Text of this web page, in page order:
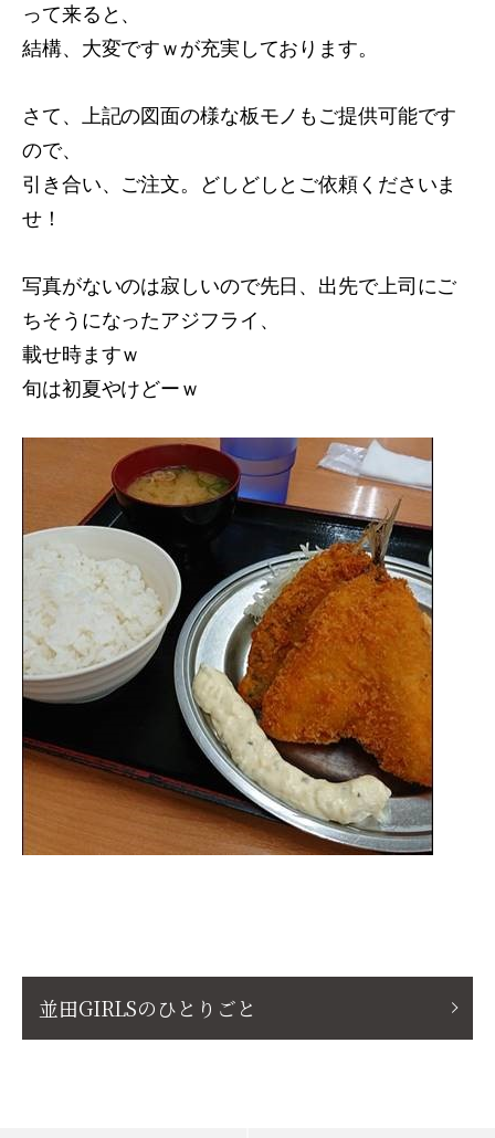
って来ると、
結構、大変ですｗが充実しております。
さて、上記の図面の様な板モノもご提供可能です
ので、
引き合い、ご注文。どしどしとご依頼くださいま
せ！
写真がないのは寂しいので先日、出先で上司にご
ちそうになったアジフライ、
載せ時ますｗ
旬は初夏やけどーｗ
並田GIRLSのひとりごと